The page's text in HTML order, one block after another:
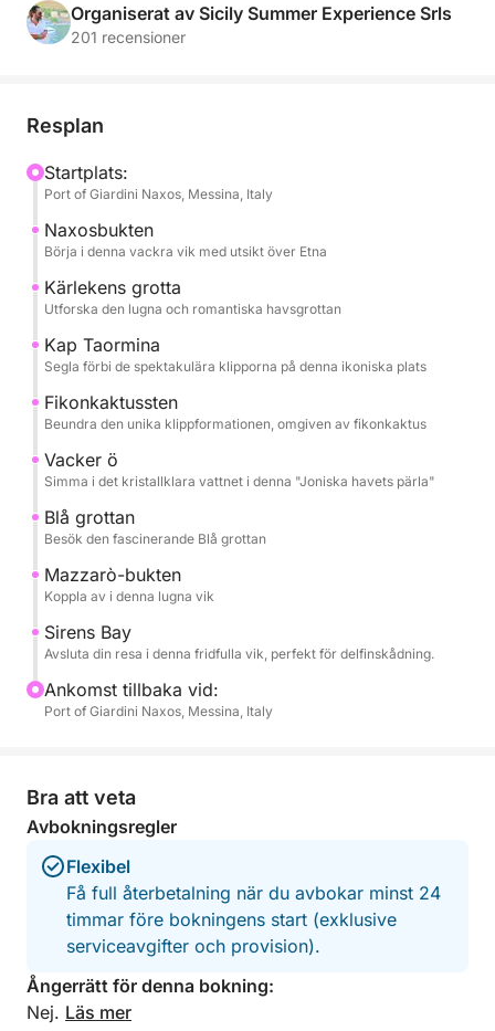
Slappna av och njut av havets skönhet medan du
upptäcker pittoreska platser som Grotta dell'Amore,
Under hela dagen kommer du att bjudas på
medan du lyssnar på dina favoritlåtar via båtens
ljudsystem. Den professionella kaptenen och
besättningen kommer att se till att resan blir smidig
och säker, så att du kan varva ner helt.
Turen inkluderar:
- Grotta dell'Amore
- Scoglio del Ficodindia
- Grotta Azzurra
- Baia di Mazzarò
- Baia delle Sirene
Optional Restaurant Stop – Upplev autentisk
siciliansk mat på en restaurang vid havet (ingår ej).
Ta gärna med egen mat ombord!
Organiserat av Sicily Summer Experience Srls
201 recensioner
Resplan
Startplats:
Port of Giardini Naxos, Messina, Italy
Naxosbukten
Börja i denna vackra vik med utsikt över Etna
Kärlekens grotta
Utforska den lugna och romantiska havsgrottan
Kap Taormina
Segla förbi de spektakulära klipporna på denna ikoniska plats
Fikonkaktussten
Beundra den unika klippformationen, omgiven av fikonkaktus
Vacker ö
Simma i det kristallklara vattnet i denna "Joniska havets pärla"
Blå grottan
Besök den fascinerande Blå grottan
Mazzarò-bukten
Koppla av i denna lugna vik
Sirens Bay
Avsluta din resa i denna fridfulla vik, perfekt för delfinskådning.
Ankomst tillbaka vid:
Port of Giardini Naxos, Messina, Italy
Bra att veta
Avbokningsregler
Flexibel
Få full återbetalning när du avbokar minst 24
timmar före bokningens start (exklusive
serviceavgifter och provision).
Ångerrätt för denna bokning:
Nej. Läs mer